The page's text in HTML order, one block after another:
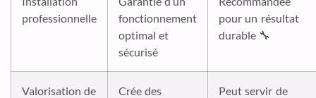
professionnelle
fonctionnement
optimal et
sécurisé
pour un résultat
durable 🔧
Valorisation de
Crée des
Peut servir de